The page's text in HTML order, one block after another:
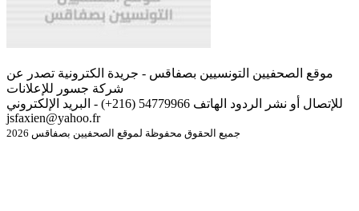
موقع الصحفيين التونسيين بصفاقس - جريدة الكترونية تصدر عن
شركة جسور للإعلانات
للإتصال أو نشر الردود الهاتف 54779966 (216+) - البريد الإلكتروني
jsfaxien@yahoo.fr
جميع الحقوق محفوظة لموقع الصحفيين بصفاقس 2026